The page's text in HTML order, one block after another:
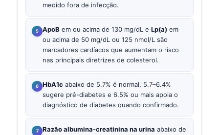
medido fora de infecção.
ApoB em ou acima de 130 mg/dL e Lp(a) em
ou acima de 50 mg/dL ou 125 nmol/L são
marcadores cardíacos que aumentam o risco
nas principais diretrizes de colesterol.
HbA1c abaixo de 5.7% é normal, 5.7–6.4%
sugere pré-diabetes e 6.5% ou mais apoia o
diagnóstico de diabetes quando confirmado.
Razão albumina-creatinina na urina abaixo de